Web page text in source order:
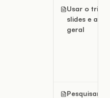
Usar o
slides e a
geral
Pesquisar